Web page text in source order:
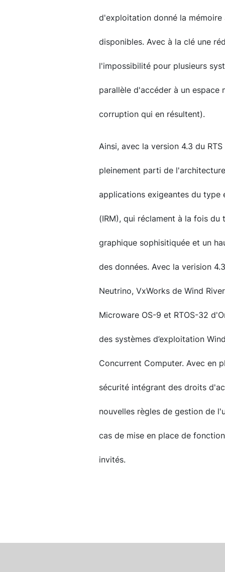
d'exploitation donné la
disponibles. Avec à la clé une
l'impossibilité pour plusieurs
parallèle d'accéder à un espace
corruption qui en résultent).
Ainsi, avec la version 4.3 du
pleinement parti de
applications exigeantes du type
(IRM), qui réclament à la fois
graphique sophisitiquée et un
des données. Avec la verision
Neutrino, VxWorks de Wind
Microware OS-9 et RTOS-32
des systèmes d’exploitation
Concurrent Computer. Avec en
sécurité intégrant des droits
nouvelles règles de gestion de
cas de mise en place de
invités.